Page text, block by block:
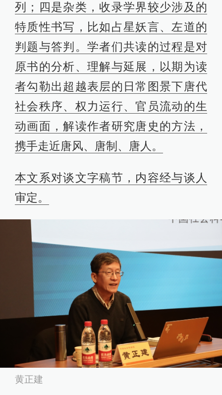
列；四是杂类，收录学界较少涉及的
特质性书写，比如占星妖言、左道的
判题与答判。学者们共读的过程是对
原书的分析、理解与延展，以期为读
者勾勒出超越表层的日常图景下唐代
社会秩序、权力运行、官员流动的生
动画面，解读作者研究唐史的方法，
携手走近唐风、唐制、唐人。
本文系对谈文字稿节，内容经与谈人
审定。
黄正建